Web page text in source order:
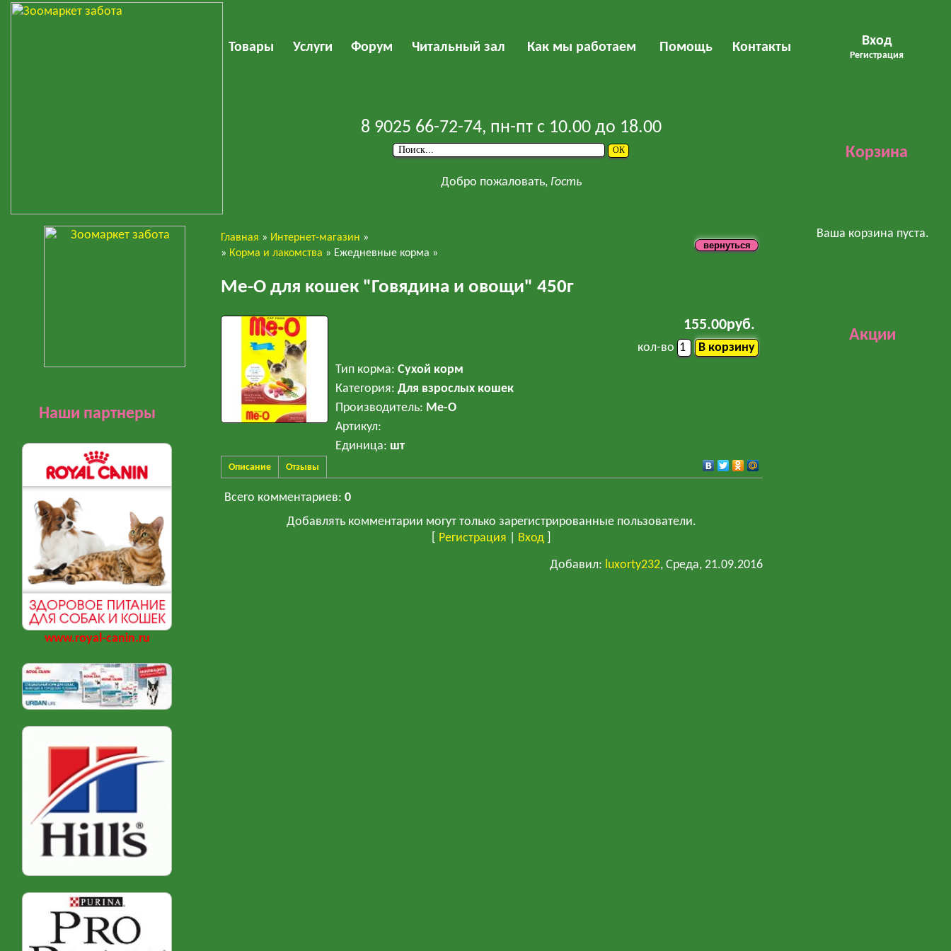
Товары Услуги Форум Читальный зал Как мы работаем Помощь Контакты Вход
Регистрация
8 9025 66-72-74, пн-пт с 10.00 до 18.00
Добро пожаловать, Гость
Корзина
Наши партнеры
www.royal-canin.ru
Ваша корзина пуста.
Акции
Главная » Интернет-магазин »
» Корма и лакомства » Ежедневные корма »
Ме-О для кошек "Говядина и овощи" 450г
155.00руб.
кол-во
Тип корма: Сухой корм
Категория: Для взрослых кошек
Производитель: Ме-О
Артикул:
Единица: шт
Описание Отзывы
Всего комментариев: 0
Добавлять комментарии могут только зарегистрированные пользователи.
Регистрация Вход
Добавил: luxorty232, Среда, 21.09.2016